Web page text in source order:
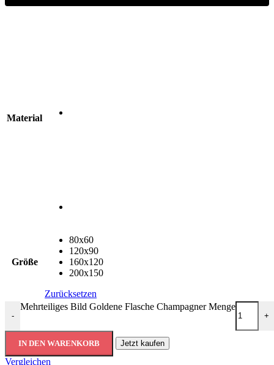
Material
Größe
80x60
120x90
160x120
200x150
Zurücksetzen
-
Mehrteiliges Bild Goldene Flasche Champagner Menge
+
IN DEN WARENKORB Jetzt kaufen
Vergleichen